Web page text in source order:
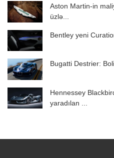
Aston Martin-in
üzlə...
Bentley yeni
Bugatti Destrier:
Hennessey
yaradılan ...